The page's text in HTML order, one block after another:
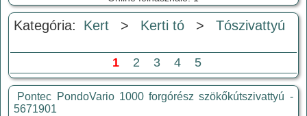
Kategória: Kert > Kerti tó > Tószivattyú
1 2 3 4 5
Pontec PondoVario 1000 forgórész szökőkútszivattyú -
5671901